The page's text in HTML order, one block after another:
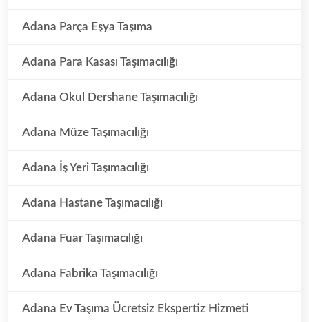
Adana Parça Eşya Taşıma
Adana Para Kasası Taşımacılığı
Adana Okul Dershane Taşımacılığı
Adana Müze Taşımacılığı
Adana İş Yeri Taşımacılığı
Adana Hastane Taşımacılığı
Adana Fuar Taşımacılığı
Adana Fabrika Taşımacılığı
Adana Ev Taşıma Ücretsiz Ekspertiz Hizmeti